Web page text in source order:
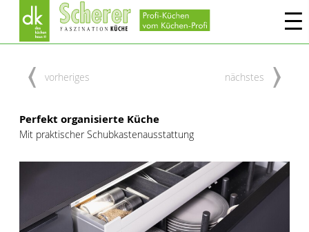
vorheriges nächstes
Perfekt organisierte Küche
Mit praktischer Schubkastenausstattung